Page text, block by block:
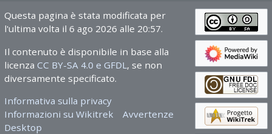
Questa pagina è stata modificata per
l'ultima volta il 6 ago 2026 alle 20:57.
Il contenuto è disponibile in base alla
licenza CC BY-SA 4.0 e GFDL , se non
diversamente specificato.
Informativa sulla privacy
Informazioni su Wikitrek
Avvertenze
Desktop